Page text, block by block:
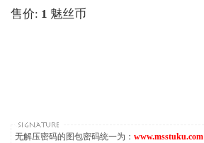
售价: 1 魅丝币
无解压密码的图包密码统一为： www.msstuku.com